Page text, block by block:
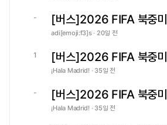
-
adi[emoji:f3]s · 20일 전
1
¡Hala Madrid! · 35일 전
-
¡Hala Madrid! · 35일 전